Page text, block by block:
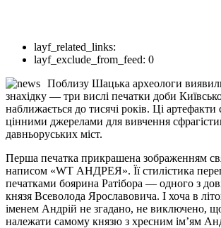
layf_related_links:
layf_exclude_from_feed: 0
Поблизу Шацька археологи
знахідку — три вислі печатки доби
наближається до тисячі років. Ці
цінними джерелами для вивчення
давньоруських міст.
Перша печатка прикрашена зображенням
написом «WT АНДРЕЯ». Її стилістика
печатками боярина Ратібора — одного з
князя Всеволода Ярославовича. І хоча в
іменем Андрій не згадано, не виключено,
належати самому князю з хресним ім’ям